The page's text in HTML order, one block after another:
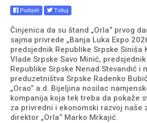
Podijeli Tvituj
Činjenica da su štand „Orla“ prvog
sajma privrede „Banja Luka Expo
predsjednik Republike Srpske Siniša
Vlade Srpske Savo Minić,
Republike Srpske Nenad Stevandić i
preduzetništva Srpske Radenko
„Orao“ a.d. Bijeljina nosilac
kompanija koja tek treba da pokaže
za privredni i ekonomski razvoj naše
direktor „Orla“ Marko Mrkajić.